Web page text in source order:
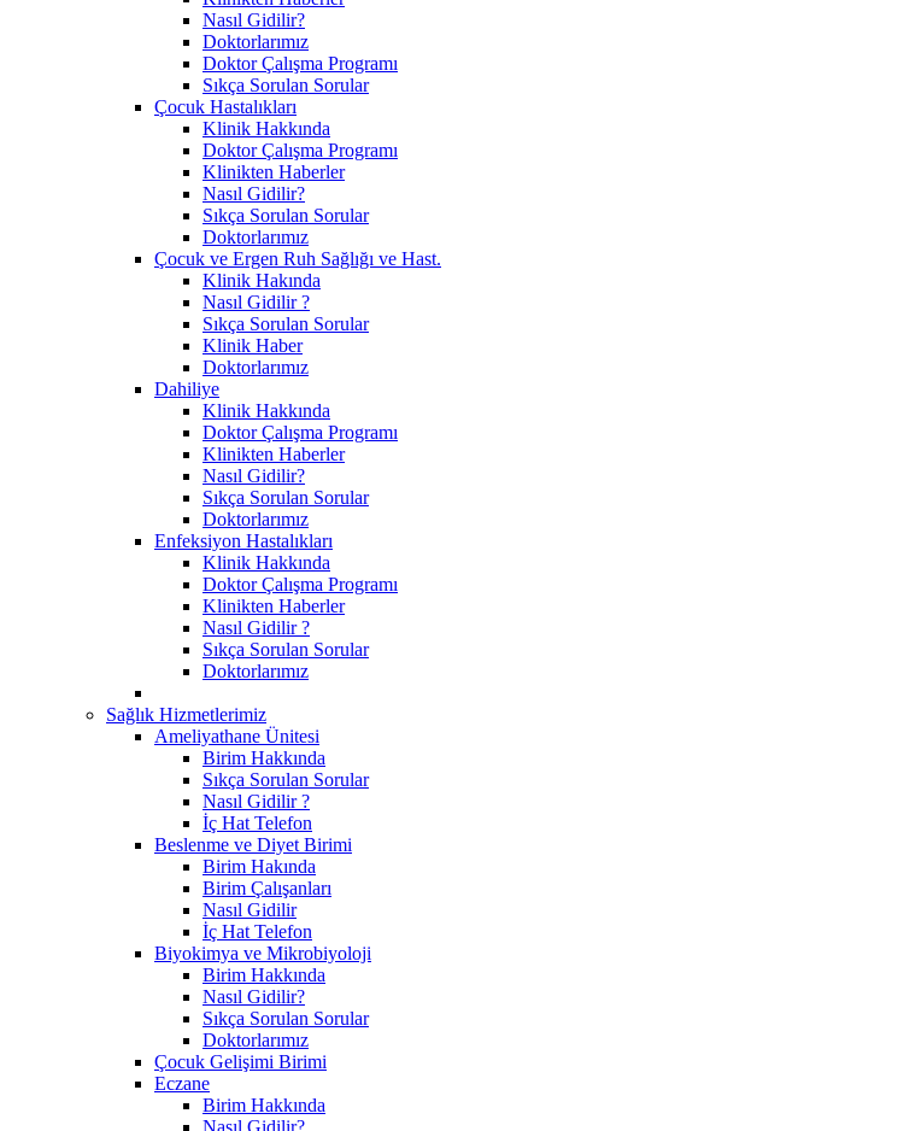
Nasıl Gidilir?
Doktorlarımız
Doktor Çalışma Programı
Sıkça Sorulan Sorular
Çocuk Hastalıkları
Klinik Hakkında
Doktor Çalışma Programı
Klinikten Haberler
Nasıl Gidilir?
Sıkça Sorulan Sorular
Doktorlarımız
Çocuk ve Ergen Ruh Sağlığı ve Hast.
Klinik Hakında
Nasıl Gidilir ?
Sıkça Sorulan Sorular
Klinik Haber
Doktorlarımız
Dahiliye
Klinik Hakkında
Doktor Çalışma Programı
Klinikten Haberler
Nasıl Gidilir?
Sıkça Sorulan Sorular
Doktorlarımız
Enfeksiyon Hastalıkları
Klinik Hakkında
Doktor Çalışma Programı
Klinikten Haberler
Nasıl Gidilir ?
Sıkça Sorulan Sorular
Doktorlarımız
Sağlık Hizmetlerimiz
Ameliyathane Ünitesi
Birim Hakkında
Sıkça Sorulan Sorular
Nasıl Gidilir ?
İç Hat Telefon
Beslenme ve Diyet Birimi
Birim Hakında
Birim Çalışanları
Nasıl Gidilir
İç Hat Telefon
Biyokimya ve Mikrobiyoloji
Birim Hakkında
Nasıl Gidilir?
Sıkça Sorulan Sorular
Doktorlarımız
Çocuk Gelişimi Birimi
Eczane
Birim Hakkında
Nasıl Gidilir?